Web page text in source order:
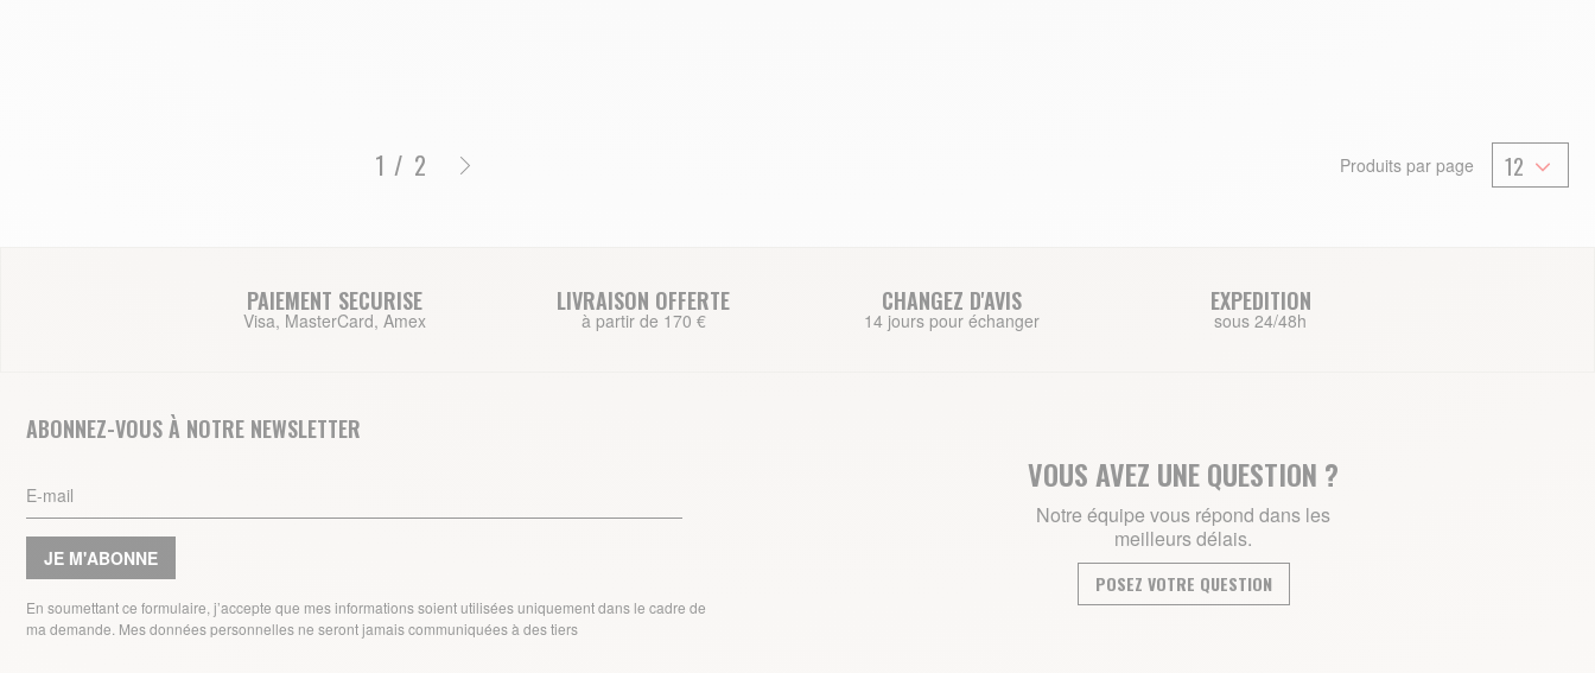
/ 2 Produits par page
PAIEMENT SECURISE
Visa, MasterCard, Amex
LIVRAISON OFFERTE
à partir de 170 €
CHANGEZ D'AVIS
14 jours pour échanger
EXPEDITION
sous 24/48h
ABONNEZ-VOUS À NOTRE NEWSLETTER
JE M'ABONNE
En soumettant ce formulaire, j’accepte que mes informations soient utilisées uniquement dans le cadre de
ma demande. Mes données personnelles ne seront jamais communiquées à des tiers
VOUS AVEZ UNE QUESTION ?
Notre équipe vous répond dans les
meilleurs délais.
POSEZ VOTRE QUESTION